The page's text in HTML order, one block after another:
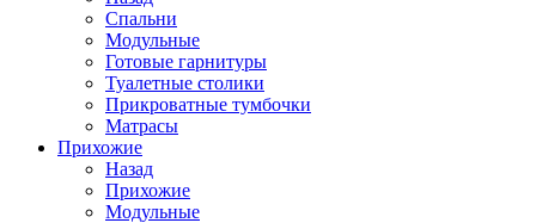
Спальни
Модульные
Готовые гарнитуры
Туалетные столики
Прикроватные тумбочки
Матрасы
Прихожие
Назад
Прихожие
Модульные